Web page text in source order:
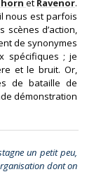
et Ravenor.
nous est parfois
scènes d’action,
de synonymes
spécifiques ; je
et le bruit. Or,
de bataille de
démonstration
un petit peu,
dont on